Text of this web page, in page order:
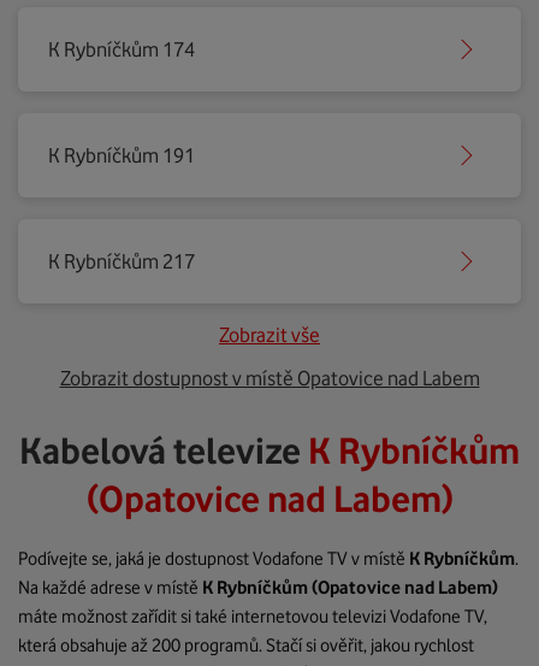
K Rybníčkům 174
K Rybníčkům 191
K Rybníčkům 217
Zobrazit vše
Zobrazit dostupnost v místě Opatovice nad Labem
Kabelová televize K Rybníčkům
(Opatovice nad Labem)
Podívejte se, jaká je dostupnost Vodafone TV v místě K Rybníčkům.
Na každé adrese v místě K Rybníčkům(Opatovice nad Labem)
máte možnost zařídit si také internetovou televizi Vodafone TV,
která obsahuje až 200 programů. Stačí si ověřit, jakou rychlost